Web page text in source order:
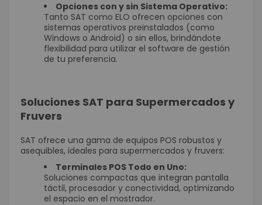
Opciones con y sin Sistema Operativo:
Tanto SAT como ELO ofrecen opciones con
sistemas operativos preinstalados (como
Windows o Android) o sin ellos, brindándote
flexibilidad para utilizar el software de gestión
de tu preferencia.
Soluciones SAT para Supermercados y
Fruvers
SAT ofrece una gama de equipos POS robustos y
asequibles, ideales para supermercados y fruvers:
Terminales POS Todo en Uno:
Soluciones compactas que integran pantalla
táctil, procesador y conectividad, optimizando
el espacio en el mostrador.